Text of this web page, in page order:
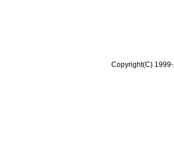
Copyright(C)